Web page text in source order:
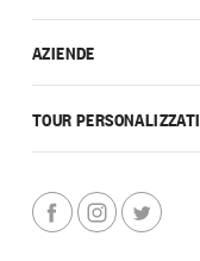
AZIENDE
TOUR PERSONALIZZATI